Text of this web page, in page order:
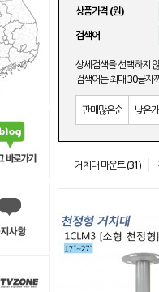
상품가격 (원)
검색어
상세검색을 선택하지
검색어는 최대 30글자
판매많은순 낮은
거치대 마운트 (31)